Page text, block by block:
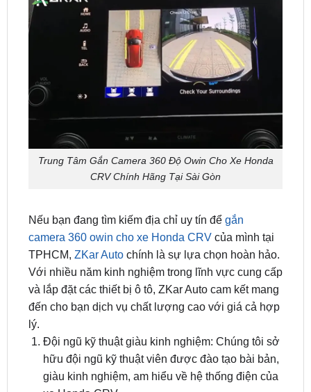
CRV Chính Hãng Tại Sài Gòn
Nếu bạn đang tìm kiếm địa chỉ uy tín để
TPHCM,ZKar Autochính là sự lựa chọn hoàn hảo.
Với nhiều năm kinh nghiệm trong lĩnh vực cung cấp
và lắp đặt các thiết bị ô tô, ZKar Auto cam kết mang
đến cho bạn dịch vụ chất lượng cao với giá cả hợp
lý.
Đội ngũ kỹ thuật giàu kinh nghiệm: Chúng tôi sở
giàu kinh nghiệm, am hiểu về hệ thống điện của
xe Honda CRV.
Sản phẩm chính hãng, chất lượng cao: Cam kết